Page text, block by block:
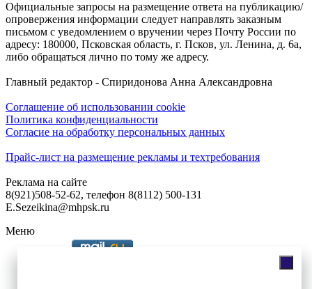
Официальные запросы на размещение ответа на публикацию/
опровержения информации следует направлять заказным
письмом с уведомлением о вручении через Почту России по
адресу: 180000, Псковская область, г. Псков, ул. Ленина, д. 6а,
либо обращаться лично по тому же адресу.
Главный редактор - Спиридонова Анна Александровна
Соглашение об использовании cookie
Политика конфиденциальности
Согласие на обработку персональных данных
Прайс-лист на размещение рекламы и техтребования
Реклама на сайте
8(921)508-52-62, телефон 8(8112) 500-131
E.Sezeikina@mhpsk.ru
Меню